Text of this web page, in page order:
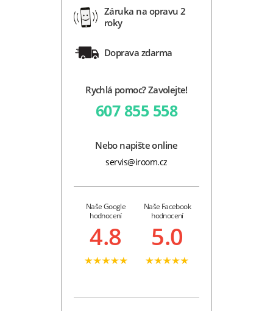
Záruka na opravu 2
roky
Doprava zdarma
Rychlá pomoc? Zavolejte!
607 855 558
Nebo napište online
servis@iroom.cz
Naše Google
hodnocení
4.8
Naše Facebook
hodnocení
5.0